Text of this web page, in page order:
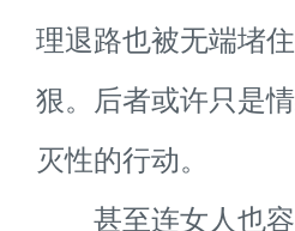
理退路也被无端堵
狠。后者或许只是
灭性的行动。
甚至连女人也容